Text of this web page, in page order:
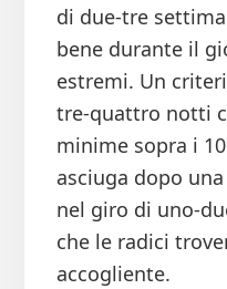
di due-tre
bene durante il
estremi. Un
tre-quattro notti
minime sopra i
asciuga dopo
nel giro di uno-
che le radici
accogliente.